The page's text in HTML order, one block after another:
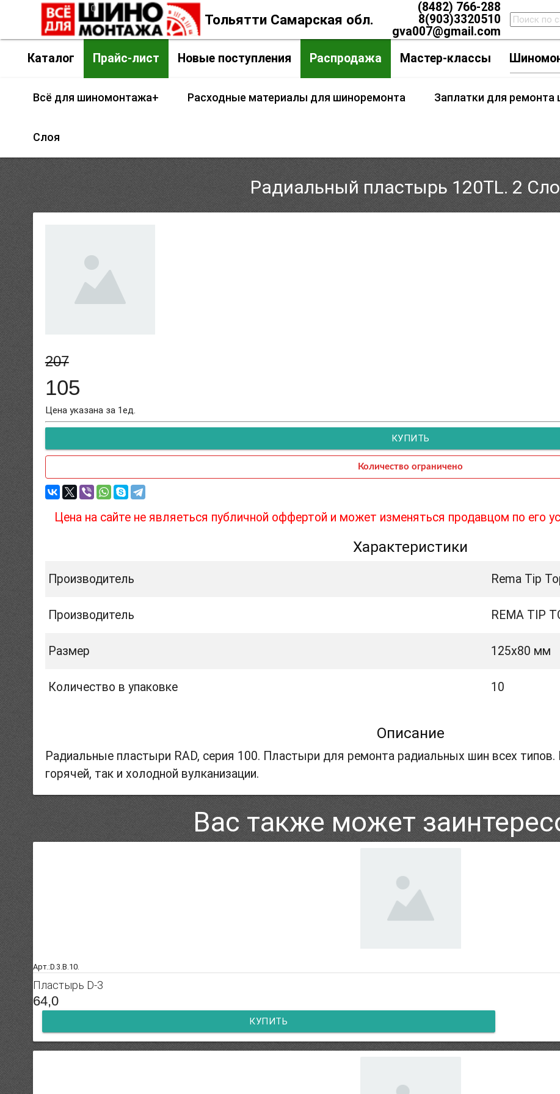
insert_chart
0
Контакты г. Тольятти Самарская обл.
(8482) 766-288
8(903)3320510
gva007@gmail.com
Каталог
Прайс-лист Новые поступления Распродажа Мастер-классы
Всё для шиномонтажа+ Расходные материалы для шиноремонта Заплатки для ремонта
Слоя
Радиальный пластырь 120TL. 2
207
105
Цена указана за 1ед.
КУПИТЬ
Количество ограничено
Цена на сайте не являеться публичной оффертой и может изменяться продавцом по его
Характеристики
Производитель Rema Tip
Производитель REMA TIP
Размер 125x80 мм
Количество в упаковке 10
Описание
Радиальные пластыри RAD, серия 100. Пластыри для ремонта радиальных шин всех типов.
горячей, так и холодной вулканизации.
Вас также может
Арт.:D.3.B.10.
Пластырь D-3
64,0
КУПИТЬ